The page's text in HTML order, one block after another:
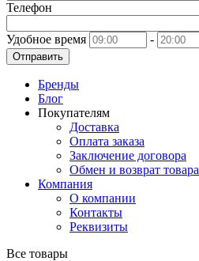
Телефон
Удобное время -
Отправить
Бренды
Блог
Покупателям
Доставка
Оплата заказа
Заключение договора
Обмен и возврат товара
Компания
О компании
Контакты
Реквизиты
Все товары